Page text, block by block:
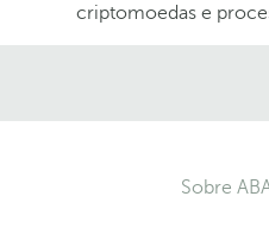
criptomoedas e
Sobre